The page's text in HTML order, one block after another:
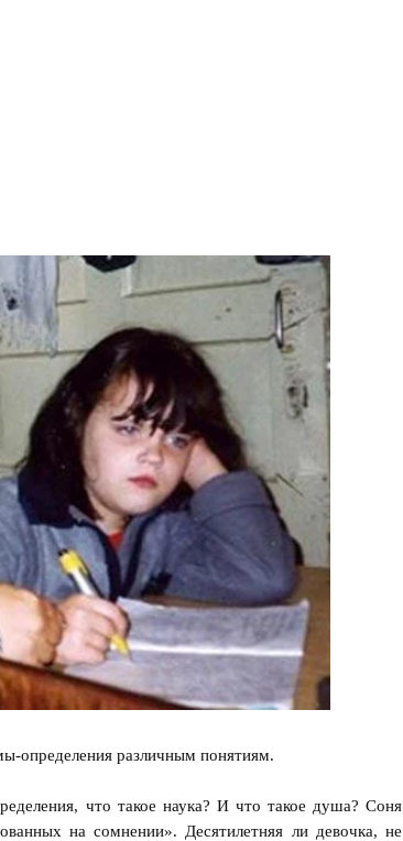
определения различным понятиям.
что такое наука? И что такое душа? Соня
на сомнении». Десятилетняя ли девочка, не